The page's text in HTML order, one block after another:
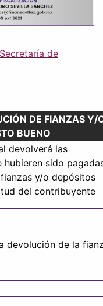
de
DE FIANZAS Y/
BUENO
devolverá las
hubieren sido
y/o depósitos
del contribuyente
devolución de la